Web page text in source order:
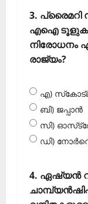
3.
എഐ
നിരോധനം
രാജ്യം?
എ)
ബി) ജപ്പാന്‍
സി)
ഡി)
4. ഏഷ്യന്‍